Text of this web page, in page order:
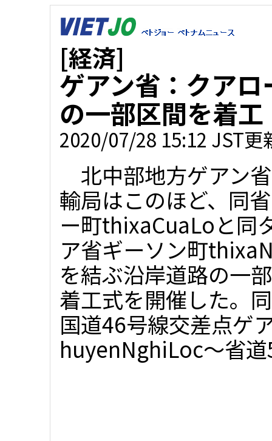
[経済]
ゲアン省：クア
の一部区間を着工
2020/07/28 15:12 JST更
北中部地方ゲアン
輸局はこのほど、同
ー町thixaCuaLoと同
ア省ギーソン町
を結ぶ沿岸道路の一
着工式を開催した。
国道46号線交差点ゲ
huyenNghiLoc～省